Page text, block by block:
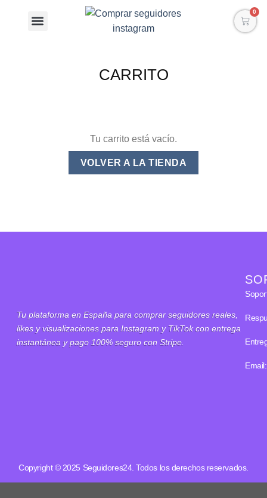
0
CARRITO
Tu carrito está vacío.
VOLVER A LA TIENDA
Tu plataforma en España para comprar seguidores reales,
likes y visualizaciones para Instagram y TikTok con entrega
instantánea y pago 100% seguro con Stripe.
Email:
Copyright © 2025 Seguidores24. Todos los derechos reservados.